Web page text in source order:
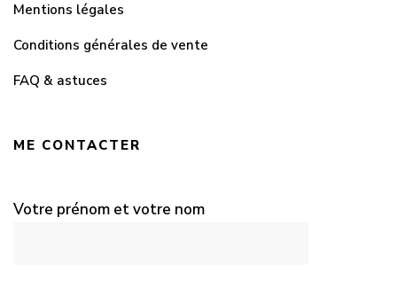
Mentions légales
Conditions générales de vente
FAQ & astuces
ME CONTACTER
Votre prénom et votre nom